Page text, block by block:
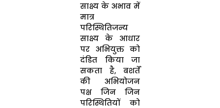
साक्ष्य के अभाव में
मात्र
परिस्थितिजन्य
साक्ष्य के आधार
पर अभियुक्त को
दंडित किया जा
सकता है, बशर्तें
की अभियोजन
पक्ष जिन जिन
परिस्थितियों को